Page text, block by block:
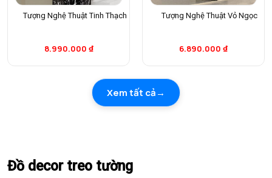
Tượng Nghệ Thuật Tinh Thạch
8.990.000 ₫
Tượng Nghệ Thuật Vỏ Ngọc
6.890.000 ₫
Xem tất cả
Đồ decor treo tường